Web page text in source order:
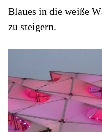
Blaues in die weiße
zu steigern.